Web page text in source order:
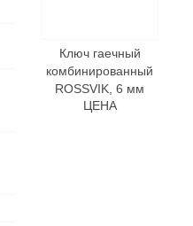
Ключ гаечный
комбинированный
ROSSVIK, 6 мм
ЦЕНА